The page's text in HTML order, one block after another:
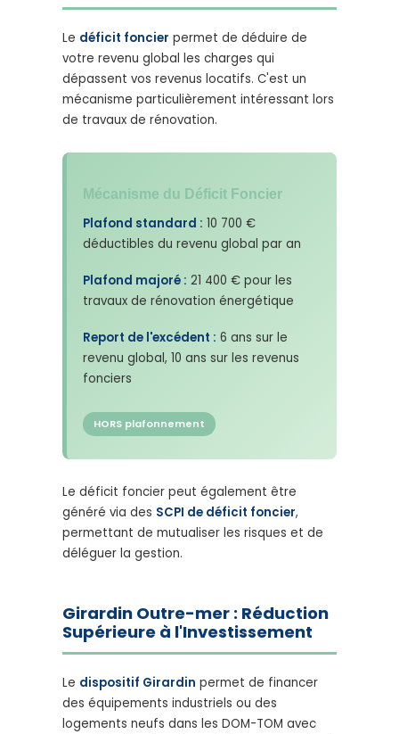
Le déficit foncier permet de déduire de
votre revenu global les charges qui
dépassent vos revenus locatifs. C'est un
mécanisme particulièrement intéressant lors
de travaux de rénovation.
Mécanisme du Déficit Foncier
Plafond standard : 10 700 €
déductibles du revenu global par an
Plafond majoré : 21 400 € pour les
travaux de rénovation énergétique
Report de l'excédent : 6 ans sur le
revenu global, 10 ans sur les revenus
fonciers
HORS plafonnement
Le déficit foncier peut également être
généré via des SCPI de déficit foncier,
permettant de mutualiser les risques et de
déléguer la gestion.
Girardin Outre-mer : Réduction
Supérieure à l'Investissement
Le dispositif Girardin permet de financer
des équipements industriels ou des
logements neufs dans les DOM-TOM avec